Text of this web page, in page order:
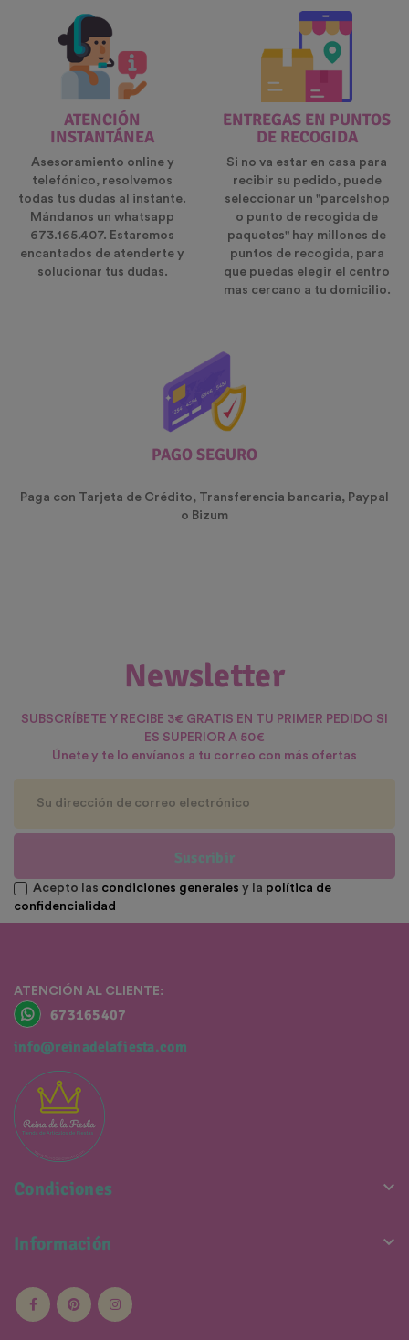
ATENCIÓN
INSTANTÁNEA
Asesoramiento online y
telefónico, resolvemos
todas tus dudas al instante.
Mándanos un whatsapp
673.165.407. Estaremos
encantados de atenderte y
solucionar tus dudas.
ENTREGAS EN PUNTOS
DE RECOGIDA
Si no va estar en casa para
recibir su pedido, puede
seleccionar un "parcelshop
o punto de recogida de
paquetes" hay millones de
puntos de recogida, para
que puedas elegir el centro
mas cercano a tu domicilio.
PAGO SEGURO
Paga con Tarjeta de Crédito, Transferencia bancaria, Paypal
o Bizum
Newsletter
SUBSCRÍBETE Y RECIBE 3€ GRATIS EN TU PRIMER PEDIDO SI
ES SUPERIOR A 50€
Únete y te lo envíanos a tu correo con más ofertas
Suscribir
Acepto las condiciones generales y la política de
confidencialidad
ATENCIÓN AL CLIENTE:
673165407
info@reinadelafiesta.com
Condiciones 
Información 